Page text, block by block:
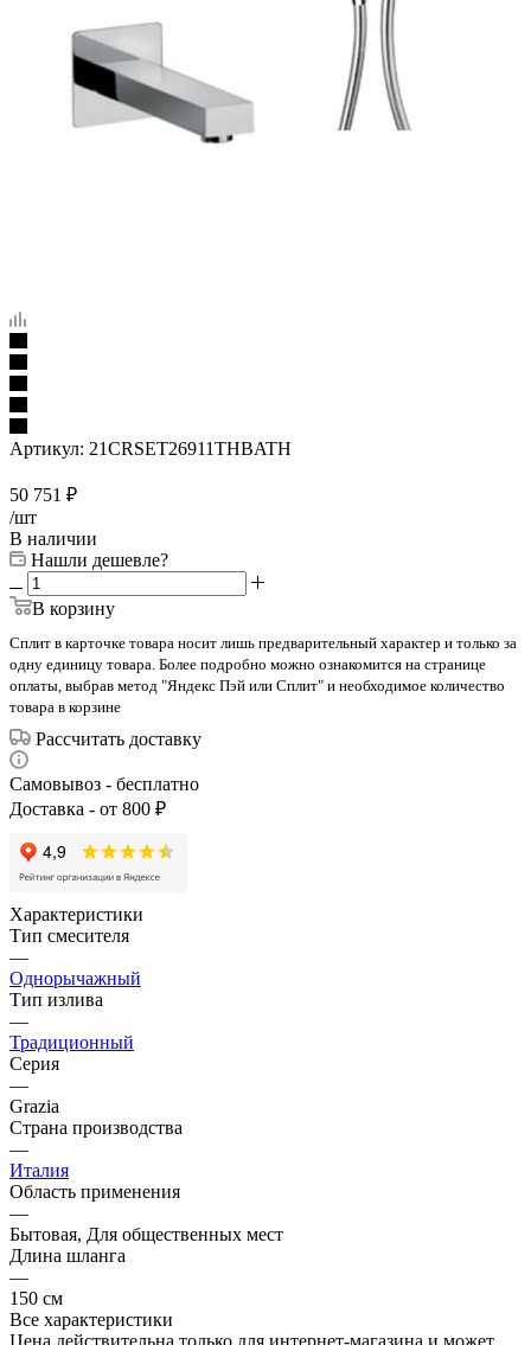
Артикул: 21CRSET26911THBATH
50 751 ₽
/шт
В наличии
Нашли дешевле?
В корзину
Сплит в карточке товара носит лишь предварительный характер и только за
одну единицу товара. Более подробно можно ознакомится на странице
оплаты, выбрав метод "Яндекс Пэй или Сплит" и необходимое количество
товара в корзине
Рассчитать доставку
Самовывоз - бесплатно
Доставка - от 800 ₽
Характеристики
Тип смесителя
—
Однорычажный
Тип излива
—
Традиционный
Серия
—
Grazia
Страна производства
—
Италия
Область применения
—
Бытовая, Для общественных мест
Длина шланга
—
150 см
Все характеристики
Цена действительна только для интернет-магазина и может